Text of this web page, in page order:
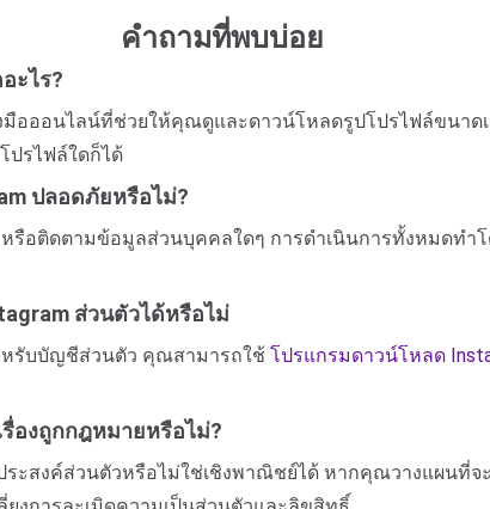
คำถามที่พบบ่อย
ะไร?
อออนไลน์ที่ช่วยให้คุณดูและดาวน์โหลดรูปโปรไฟล์ขนาดเ
รไฟล์ใดก็ได้
ปลอดภัยหรือไม่?
รือติดตามข้อมูลส่วนบุคคลใดๆ การดำเนินการทั้งหมดทำโ
ส่วนตัวได้หรือไม่
หรับบัญชีส่วนตัว คุณสามารถใช้ โปรแกรมดาวน์โหลด
องถูกกฎหมายหรือไม่?
ะสงค์ส่วนตัวหรือไม่ใช่เชิงพาณิชย์ได้ หากคุณวางแผนที่